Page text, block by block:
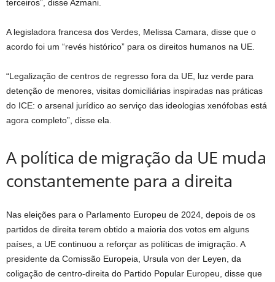
terceiros”, disse Azmani.
A legisladora francesa dos Verdes, Melissa Camara, disse que o
acordo foi um “revés histórico” para os direitos humanos na UE.
“Legalização de centros de regresso fora da UE, luz verde para
detenção de menores, visitas domiciliárias inspiradas nas práticas
do ICE: o arsenal jurídico ao serviço das ideologias xenófobas está
agora completo”, disse ela.
A política de migração da UE muda
constantemente para a direita
Nas eleições para o Parlamento Europeu de 2024, depois de os
partidos de direita terem obtido a maioria dos votos em alguns
países, a UE continuou a reforçar as políticas de imigração. A
presidente da Comissão Europeia, Ursula von der Leyen, da
coligação de centro-direita do Partido Popular Europeu, disse que